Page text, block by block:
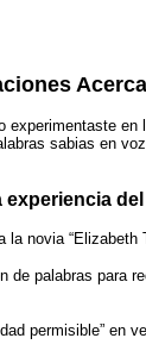
sabias en
novia “Elizabeth
palabras para
permisible” en